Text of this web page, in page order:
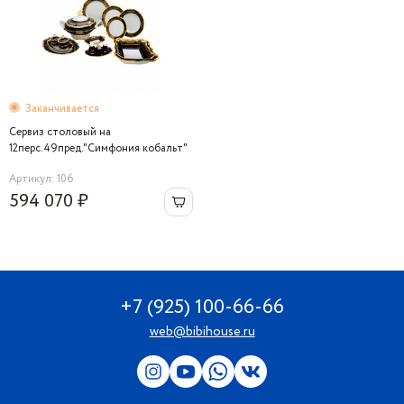
Заканчивается
Сервиз столовый на
12перс.49пред."Симфония кобальт"
Артикул: 106
594 070 ₽
+7 (925) 100-66-66
web@bibihouse.ru